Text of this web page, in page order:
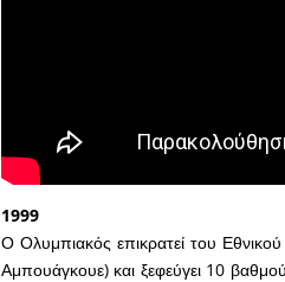
1999
Ο Ολυμπιακός επικρατεί του Εθνικού
Αμπουάγκουε) και ξεφεύγει 10